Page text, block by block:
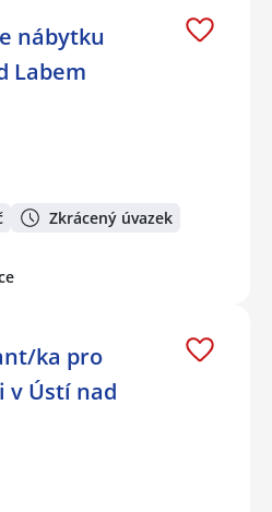
nábytku
Labem
Zkrácený úvazek
ka pro
v Ústí nad